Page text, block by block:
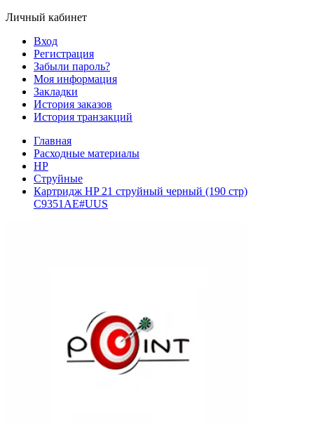
Личный кабинет
Вход
Регистрация
Забыли пароль?
Моя информация
Закладки
История заказов
История транзакций
Главная
Расходные материалы
HP
Струйные
Картридж HP 21 струйный черный (190 стр)
C9351AE#UUS